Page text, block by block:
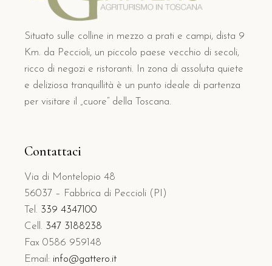
Situato sulle colline in mezzo a prati e campi, dista 9
Km. da Peccioli, un piccolo paese vecchio di secoli,
ricco di negozi e ristoranti. In zona di assoluta quiete
e deliziosa tranquillità è un punto ideale di partenza
per visitare il „cuore“ della Toscana.
Contattaci
Via di Montelopio 48
56037 – Fabbrica di Peccioli (PI)
Tel. 339 4347100
Cell. 347 3188238
Fax 0586 959148
Email: info@gattero.it